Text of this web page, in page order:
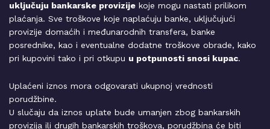
uključuju bankarske provizije koje mogu nastati prilikom
plaćanja. Sve troškove koje naplaćuju banke, uključujući
provizije domaćih i međunarodnih transfera, banke
posrednike, kao i eventualne dodatne troškove obrade, kako
pri kupovini tako i pri otkupu u potpunosti snosi kupac.
Uplaćeni iznos mora odgovarati ukupnoj vrednosti
porudžbine.
U slučaju da iznos uplate bude umanjen zbog bankarskih
provizija ili drugih bankarskih troškova, porudžbina će biti